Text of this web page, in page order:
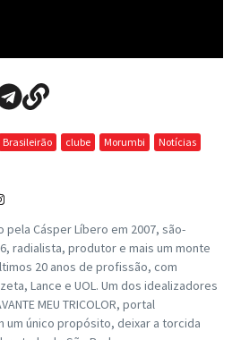
Brasileirão clube Morumbi
Notícias
Cásper Líbero em 2007, são-
radialista, produtor e mais um monte
20 anos de profissão, com
Lance e UOL. Um dos idealizadores
MEU TRICOLOR, portal
um único propósito, deixar a torcida